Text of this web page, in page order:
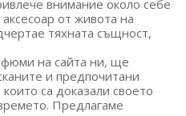
внимание около себе
от живота на
тяхната същност,
на сайта ни, ще
и предпочитани
са доказали своето
Предлагаме